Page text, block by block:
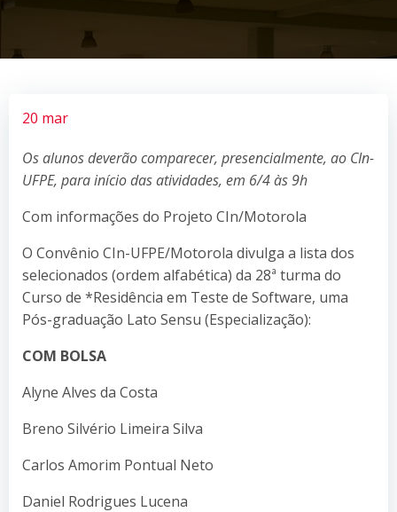
20 mar
Os alunos deverão comparecer, presencialmente, ao CIn-
UFPE, para início das atividades, em 6/4 às 9h
Com informações do Projeto CIn/Motorola
O Convênio CIn-UFPE/Motorola divulga a lista dos
selecionados (ordem alfabética) da 28ª turma do
Curso de *Residência em Teste de Software, uma
Pós-graduação Lato Sensu (Especialização):
COM BOLSA
Alyne Alves da Costa
Breno Silvério Limeira Silva
Carlos Amorim Pontual Neto
Daniel Rodrigues Lucena